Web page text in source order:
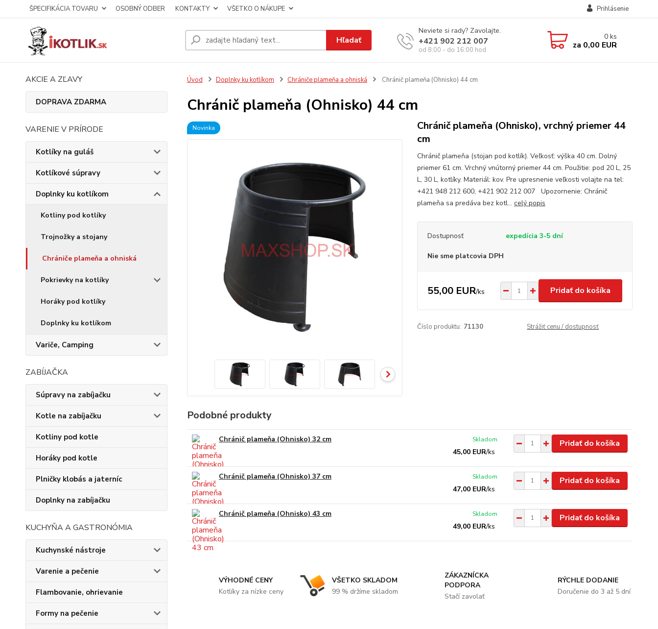
ŠPECIFIKÁCIA TOVARU OSOBNÝ ODBER KONTAKTY VŠETKO O NÁKUPE Prihlásenie
Hľadať
Neviete si rady? Zavolajte.
+421 902 212 007
od 8:00 - do 16:00 hod
0 ks
za 0,00 EUR
AKCIE A ZĽAVY
DOPRAVA ZDARMA
VARENIE V PRÍRODE
Kotlíky na guláš
Kotlíkové súpravy
Doplnky ku kotlíkom
Kotliny pod kotlíky
Trojnožky a stojany
Chrániče plameňa a ohniská
Pokrievky na kotlíky
Horáky pod kotlíky
Doplnky ku kotlíkom
Variče, Camping
ZABÍJAČKA
Súpravy na zabíjačku
Kotle na zabíjačku
Kotliny pod kotle
Horáky pod kotle
Plničky klobás a jaterníc
Doplnky na zabíjačku
KUCHYŇA A GASTRONÓMIA
Kuchynské nástroje
Varenie a pečenie
Flambovanie, ohrievanie
Formy na pečenie
Úvod Doplnky ku kotlíkom Chrániče plameňa a ohniská Chránič plameňa (Ohnisko) 44 cm
Chránič plameňa (Ohnisko) 44 cm
Novinka
Chránič plameňa (Ohnisko), vrchný priemer 44
cm
Chránič plameňa (stojan pod kotlík). Veľkosť: výška 40 cm. Dolný
priemer 61 cm. Vrchný vnútorný priemer 44 cm. Použitie: pod 20 L, 25
L, 30 L, kotlíky. Materiál: kov. Pre upresnenie veľkosti volajte na tel:
+421 948 212 600, +421 902 212 007 Upozornenie: Chránič
plameňa sa predáva bez kotl... celý popis
Dostupnosť expedícia 3-5 dní
Nie sme platcovia DPH
55,00 EUR/ks Pridať do košíka
Číslo produktu: 71130 Strážiť cenu / dostupnosť
Podobné produkty
Chránič plameňa (Ohnisko) 32 cm
45,00 EUR/ks
Skladom Pridať do košíka
Chránič plameňa (Ohnisko) 37 cm
47,00 EUR/ks
Skladom Pridať do košíka
Chránič plameňa (Ohnisko) 43 cm
49,00 EUR/ks
Skladom Pridať do košíka
VÝHODNÉ CENY
Kotlíky za nízke ceny
VŠETKO SKLADOM
99 % držíme skladom
ZÁKAZNÍCKA
PODPORA
Stačí zavolať
RÝCHLE DODANIE
Doručenie do 3 až 5 dní